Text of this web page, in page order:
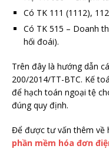
Có TK 111 (1112),
Có TK 515 – Doanh
hối đoái).
Trên đây là hướng dẫn
200/2014/TT-BTC. Kế
để hạch toán ngoại tệ
đúng quy định.
Để được tư vấn thêm về
phần mềm hóa đơn